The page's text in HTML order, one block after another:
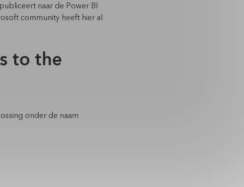
naar de Power BI
community heeft hier al
to the
onder de naam